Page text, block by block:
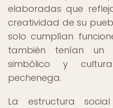
elaboradas que
creatividad de su
solo cumplían
también tenían un
simbólico y
pechenega.
La estructura